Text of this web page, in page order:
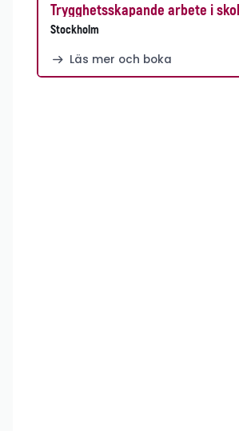
Trygghetsskapande arbete i
Stockholm
Läs mer och boka